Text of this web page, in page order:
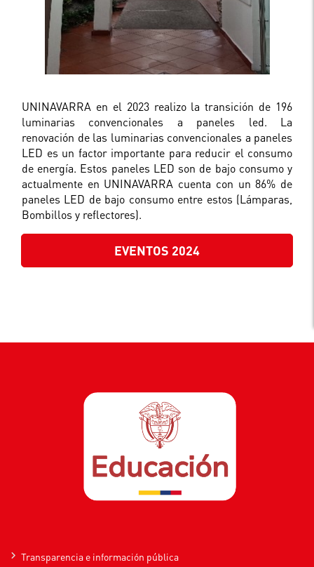
UNINAVARRA en el 2023 realizo la transición de 196
luminarias convencionales a paneles led. La
renovación de las luminarias convencionales a paneles
LED es un factor importante para reducir el consumo
de energía. Estos paneles LED son de bajo consumo y
actualmente en UNINAVARRA cuenta con un 86% de
paneles LED de bajo consumo entre estos (Lámparas,
Bombillos y reflectores).
EVENTOS 2024
Transparencia e información pública